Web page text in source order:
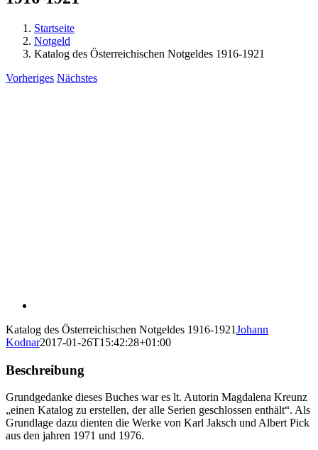
Startseite
Notgeld
Katalog des Österreichischen Notgeldes 1916-1921
Vorheriges Nächstes
Katalog des Österreichischen Notgeldes 1916-1921Johann
Kodnar2017-01-26T15:42:28+01:00
Beschreibung
Grundgedanke dieses Buches war es lt. Autorin Magdalena Kreunz
„einen Katalog zu erstellen, der alle Serien geschlossen enthält“. Als
Grundlage dazu dienten die Werke von Karl Jaksch und Albert Pick
aus den jahren 1971 und 1976.